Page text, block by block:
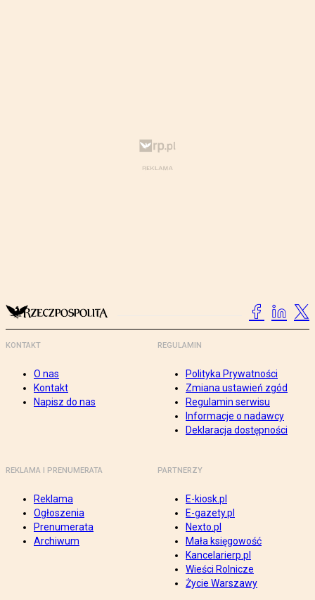
KONTAKT
O nas
Kontakt
Napisz do nas
REGULAMIN
Polityka Prywatności
Zmiana ustawień zgód
Regulamin serwisu
Informacje o nadawcy
Deklaracja dostępności
REKLAMA I PRENUMERATA
Reklama
Ogłoszenia
Prenumerata
Archiwum
PARTNERZY
E-kiosk.pl
E-gazety.pl
Nexto.pl
Mała księgowość
Kancelarierp.pl
Wieści Rolnicze
Życie Warszawy